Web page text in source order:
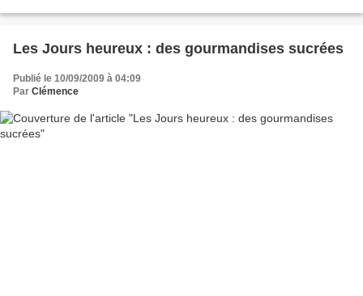
Les Jours heureux : des gourmandises sucrées
Publié le 10/09/2009 à 04:09
Par Clémence